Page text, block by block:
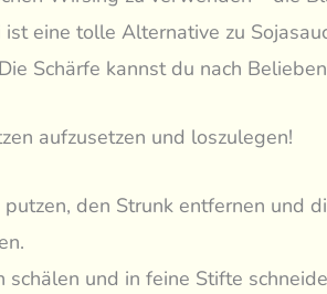
ist eine tolle Alternative zu
Schärfe kannst du nach
aufzusetzen und loszulegen!
den Strunk entfernen und
schälen und in feine Stifte